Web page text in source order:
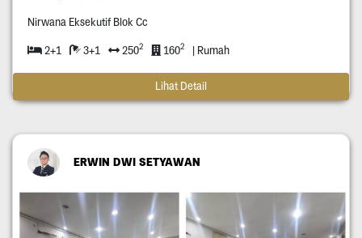
Nirwana Eksekutif Blok Cc
2+1 3+1 2502 1602 | Rumah
Lihat Detail
ERWIN DWI SETYAWAN